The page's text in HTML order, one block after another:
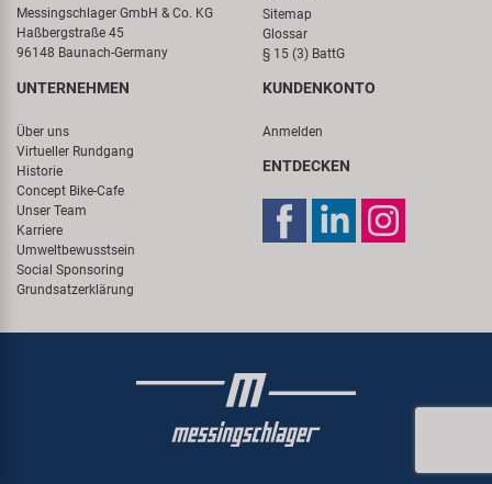
Messingschlager GmbH & Co. KG
Haßbergstraße 45
96148 Baunach-Germany
Sitemap
Glossar
§ 15 (3) BattG
UNTERNEHMEN
Über uns
Virtueller Rundgang
Historie
Concept Bike-Cafe
Unser Team
Karriere
Umweltbewusstsein
Social Sponsoring
Grundsatzerklärung
KUNDENKONTO
Anmelden
ENTDECKEN